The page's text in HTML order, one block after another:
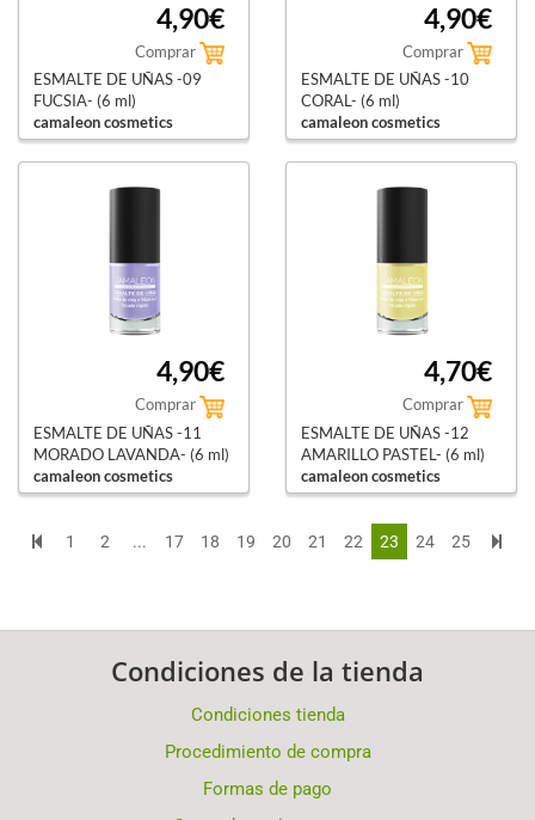
4,90€
Comprar
ESMALTE DE UÑAS -09
FUCSIA- (6 ml)
camaleon cosmetics
4,90€
Comprar
ESMALTE DE UÑAS -10
CORAL- (6 ml)
camaleon cosmetics
4,90€
Comprar
ESMALTE DE UÑAS -11
MORADO LAVANDA- (6 ml)
camaleon cosmetics
4,70€
Comprar
ESMALTE DE UÑAS -12
AMARILLO PASTEL- (6 ml)
camaleon cosmetics
1 2 ... 17 18 19 20 21 22 23 24 25
Condiciones de la tienda
Condiciones tienda
Procedimiento de compra
Formas de pago